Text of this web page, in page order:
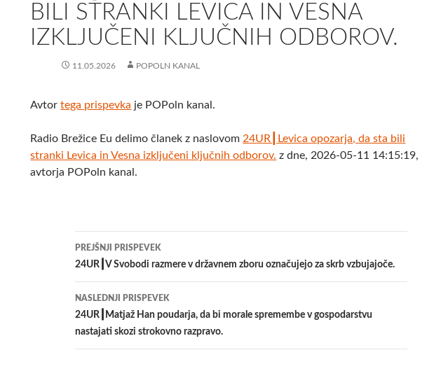
BILI STRANKI LEVICA IN VESNA
IZKLJUČENI KLJUČNIH ODBOROV.
11.05.2026 POPOLN KANAL
Avtortega prispevka je POPoln kanal.
Radio Brežice Eu delimo članek z naslovom 24UR┃Levica opozarja, da sta bili
stranki Levica in Vesna izključeni ključnih odborov. z dne, 2026-05-11 14:15:19,
avtorja POPoln kanal.
Krmarjenje
po
prispevkih
PREJŠNJI PRISPEVEK
24UR┃V Svobodi razmere v državnem zboru označujejo za skrb vzbujajoče.
NASLEDNJI PRISPEVEK
24UR┃Matjaž Han poudarja, da bi morale spremembe v gospodarstvu
nastajati skozi strokovno razpravo.